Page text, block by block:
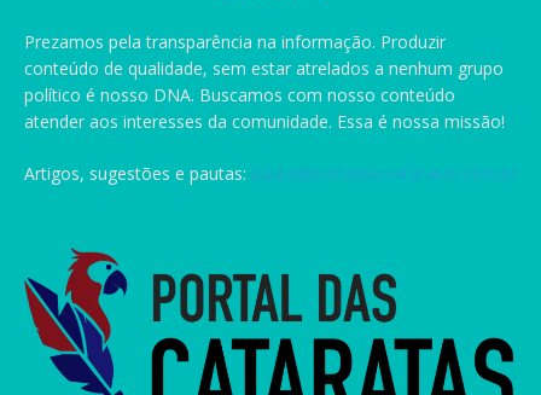
Prezamos pela transparência na informação. Produzir
conteúdo de qualidade, sem estar atrelados a nenhum grupo
político é nosso DNA. Buscamos com nosso conteúdo
atender aos interesses da comunidade. Essa é nossa missão!
Artigos, sugestões e pautas: pauta@portaldascataratas.com.br